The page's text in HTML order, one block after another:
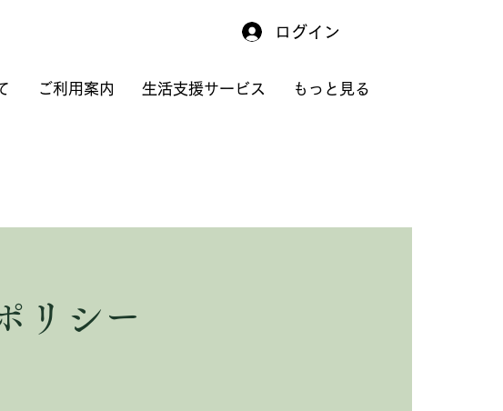
ログイン
ご利用案内 生活支援サービス もっと見る
リシー